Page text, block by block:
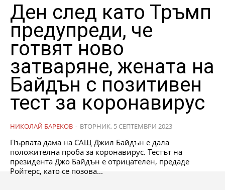
Ден след като Тръмп
предупреди, че
готвят ново
затваряне, жената на
Байдън с позитивен
тест за коронавирус
НИКОЛАЙ БАРЕКОВ - ВТОРНИК, 5 СЕПТЕМВРИ 2023
Първата дама на САЩ Джил Байдън е дала
положителна проба за коронавирус. Тестът на
президента Джо Байдън е отрицателен, предаде
Ройтерс, като се позова...